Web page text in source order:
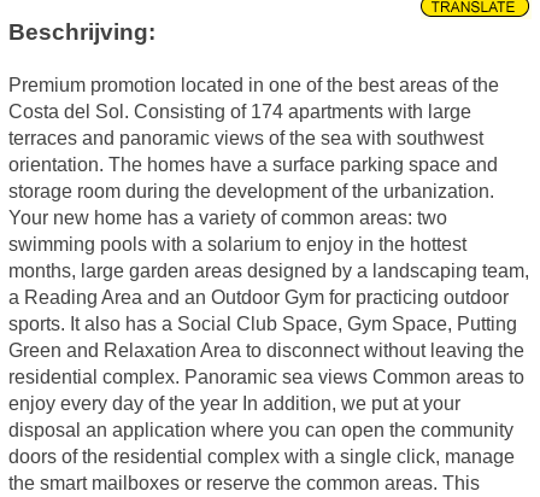
Beschrijving:
Premium promotion located in one of the best areas of the
Costa del Sol. Consisting of 174 apartments with large
terraces and panoramic views of the sea with southwest
orientation. The homes have a surface parking space and
storage room during the development of the urbanization.
Your new home has a variety of common areas: two
swimming pools with a solarium to enjoy in the hottest
months, large garden areas designed by a landscaping team,
a Reading Area and an Outdoor Gym for practicing outdoor
sports. It also has a Social Club Space, Gym Space, Putting
Green and Relaxation Area to disconnect without leaving the
residential complex. Panoramic sea views Common areas to
enjoy every day of the year In addition, we put at your
disposal an application where you can open the community
doors of the residential complex with a single click, manage
the smart mailboxes or reserve the common areas. This